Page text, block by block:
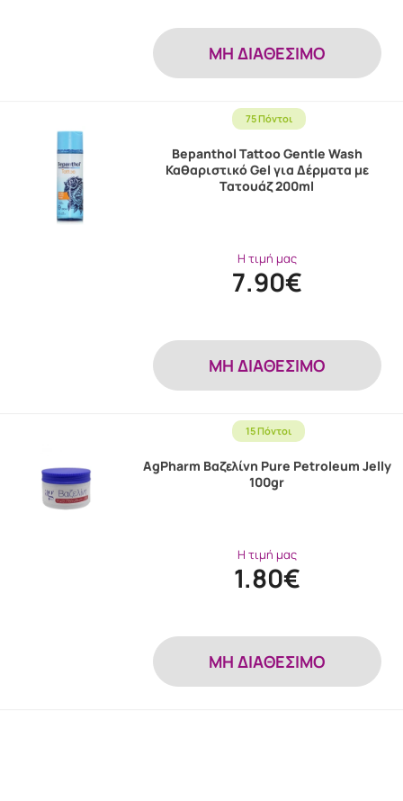
MH ΔΙΑΘΕΣΙΜΟ
75 Πόντοι
Bepanthol Tattoo Gentle Wash
Καθαριστικό Gel για Δέρματα με
Τατουάζ 200ml
Η τιμή μας
7.90€
MH ΔΙΑΘΕΣΙΜΟ
15 Πόντοι
AgPharm Βαζελίνη Pure Petroleum Jelly
100gr
Η τιμή μας
1.80€
MH ΔΙΑΘΕΣΙΜΟ